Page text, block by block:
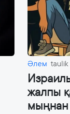
Әлем taulik
жалпы
мыңнан